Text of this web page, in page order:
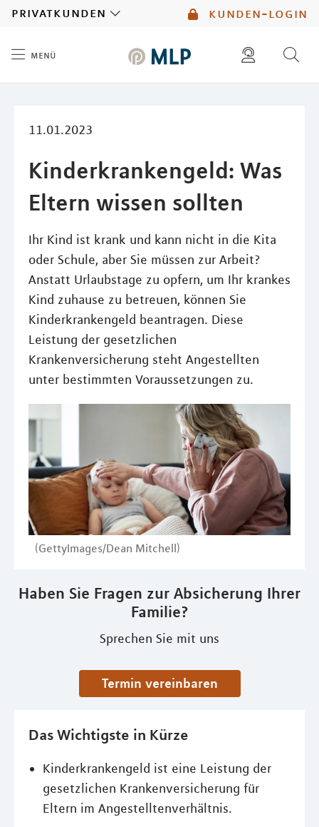
kunden-login
privatkunden
menü
11.01.2023
Kinderkrankengeld: Was
Eltern wissen sollten
Ihr Kind ist krank und kann nicht in die Kita
oder Schule, aber Sie müssen zur Arbeit?
Anstatt Urlaubstage zu opfern, um Ihr krankes
Kind zuhause zu betreuen, können Sie
Kinderkrankengeld beantragen. Diese
Leistung der gesetzlichen
Krankenversicherung steht Angestellten
unter bestimmten Voraussetzungen zu.
(GettyImages/Dean Mitchell)
Haben Sie Fragen zur Absicherung Ihrer
Familie?
Sprechen Sie mit uns
Termin vereinbaren
Das Wichtigste in Kürze
Kinderkrankengeld ist eine Leistung der
gesetzlichen Krankenversicherung für
Eltern im Angestelltenverhältnis.